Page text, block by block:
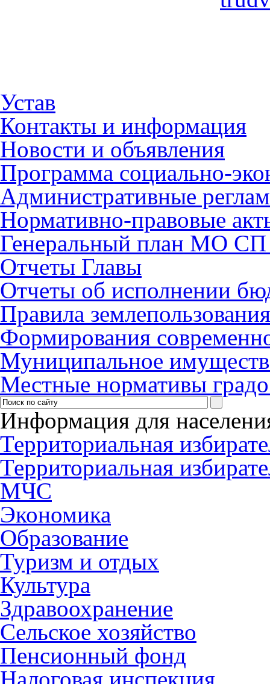
Устав
Контакты и информация
Новости и объявления
Программа социально-
Административные
Нормативно-правовые
Генеральный план МО СП
Отчеты Главы
Отчеты об исполнении
Правила
Формирования
Муниципальное
Местные нормативы
Информация для
Территориальная
Территориальная
МЧС
Экономика
Образование
Туризм и отдых
Культура
Здравоохранение
Сельское хозяйство
Пенсионный фонд